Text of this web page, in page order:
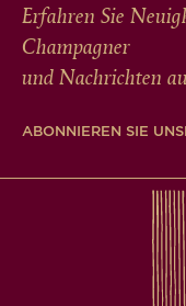
Erfahren Sie
Champagner
und Nachrichten
ABONNIEREN SIE